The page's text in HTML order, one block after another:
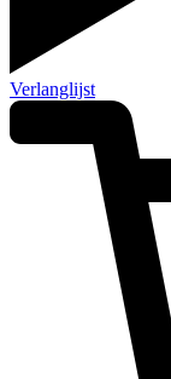
Verlanglijst